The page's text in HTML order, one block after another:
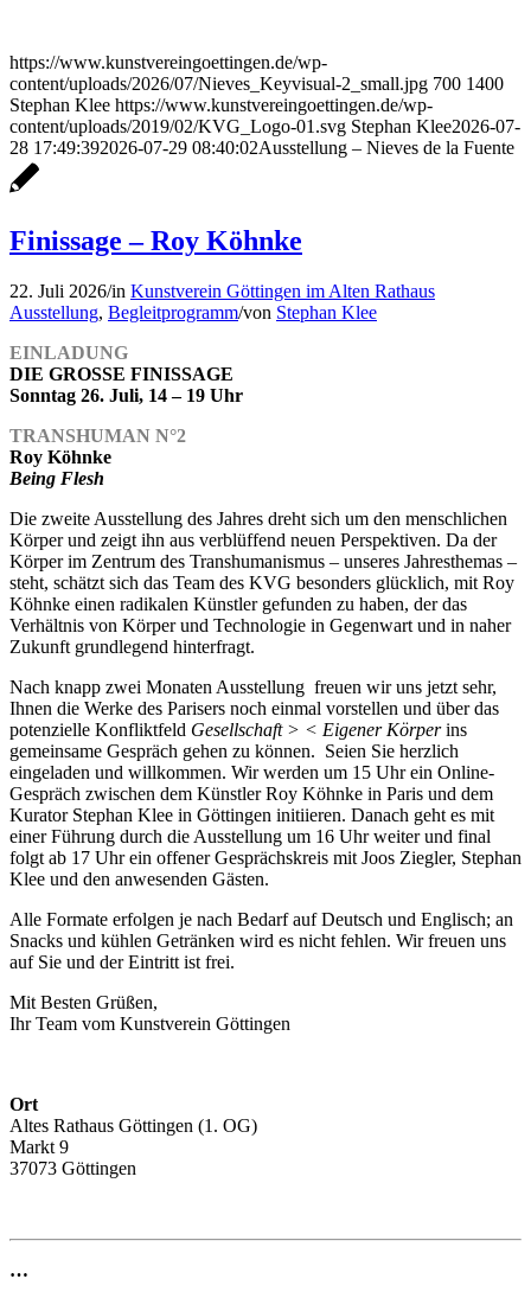
https://www.kunstvereingoettingen.de/wp-
content/uploads/2026/07/Nieves_Keyvisual-2_small.jpg 700 1400
Stephan Klee https://www.kunstvereingoettingen.de/wp-
content/uploads/2019/02/KVG_Logo-01.svg Stephan Klee2026-07-
28 17:49:392026-07-29 08:40:02Ausstellung – Nieves de la Fuente
Finissage – Roy Köhnke
22. Juli 2026/in Kunstverein Göttingen im Alten Rathaus
Ausstellung, Begleitprogramm/von Stephan Klee
EINLADUNG
DIE GROSSE FINISSAGE
Sonntag 26. Juli, 14 – 19 Uhr
TRANSHUMAN N°2
Roy Köhnke
Being Flesh
Die zweite Ausstellung des Jahres dreht sich um den menschlichen
Körper und zeigt ihn aus verblüffend neuen Perspektiven. Da der
Körper im Zentrum des Transhumanismus – unseres Jahresthemas –
steht, schätzt sich das Team des KVG besonders glücklich, mit Roy
Köhnke einen radikalen Künstler gefunden zu haben, der das
Verhältnis von Körper und Technologie in Gegenwart und in naher
Zukunft grundlegend hinterfragt.
Nach knapp zwei Monaten Ausstellung freuen wir uns jetzt sehr,
Ihnen die Werke des Parisers noch einmal vorstellen und über das
potenzielle Konfliktfeld Gesellschaft > < Eigener Körperins
gemeinsame Gespräch gehen zu können. Seien Sie herzlich
eingeladen und willkommen. Wir werden um 15 Uhr ein Online-
Gespräch zwischen dem Künstler Roy Köhnke in Paris und dem
Kurator Stephan Klee in Göttingen initiieren. Danach geht es mit
einer Führung durch die Ausstellung um 16 Uhr weiter und final
folgt ab 17 Uhr ein offener Gesprächskreis mit Joos Ziegler, Stephan
Klee und den anwesenden Gästen.
Alle Formate erfolgen je nach Bedarf auf Deutsch und Englisch; an
Snacks und kühlen Getränken wird es nicht fehlen. Wir freuen uns
auf Sie und der Eintritt ist frei.
Mit Besten Grüßen,
Ihr Team vom Kunstverein Göttingen
Ort
Altes Rathaus Göttingen (1. OG)
Markt 9
37073 Göttingen
…